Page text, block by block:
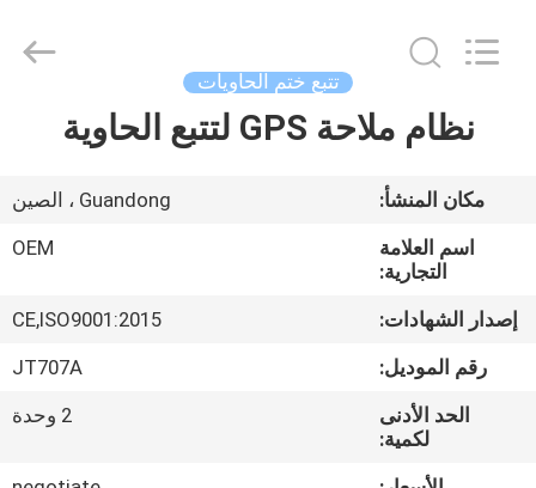
الصفحة
منتجات
عرض
الواقع
الافتراضي
معلومات
تتبع ختم الحاويات
نظام ملاحة GPS لتتبع الحاوية
مكان المنشأ:
Guandong ، الصين
اسم العلامة
التجارية:
OEM
إصدار الشهادات:
CE,ISO9001:2015
رقم الموديل:
JT707A
الحد الأدنى
لكمية:
2 وحدة